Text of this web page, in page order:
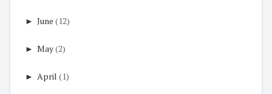
► June (12)
► May(2)
► April (1)